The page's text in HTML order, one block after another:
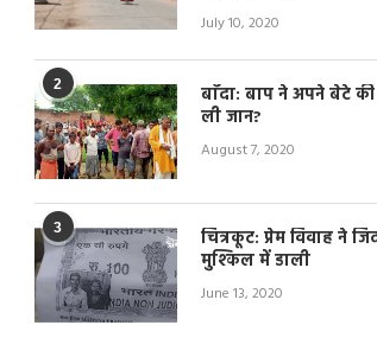
July 10, 2020
2
बाँदा: बाप ने अपने बेटे
ली जान?
August 7, 2020
3
चित्रकूट: प्रेम विवाह ने
मुश्किल में डाली
June 13, 2020